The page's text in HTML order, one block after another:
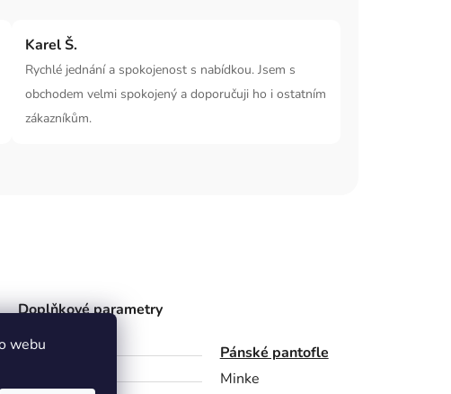
webu
Karel Š.
Rychlé jednání a spokojenost s nabídkou. Jsem s
obchodem velmi spokojený a doporučuji ho i ostatním
zákazníkům.
Doplňkové parametry
Kategorie
Pánské pantofle
Minke